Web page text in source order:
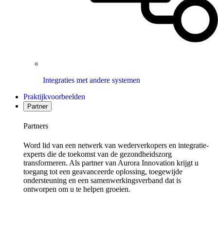
Integraties met andere systemen
Praktijkvoorbeelden
Partner
Partners
Word lid van een netwerk van wederverkopers en integratie-
experts die de toekomst van de gezondheidszorg
transformeren. Als partner van Aurora Innovation krijgt u
toegang tot een geavanceerde oplossing, toegewijde
ondersteuning en een samenwerkingsverband dat is
ontworpen om u te helpen groeien.